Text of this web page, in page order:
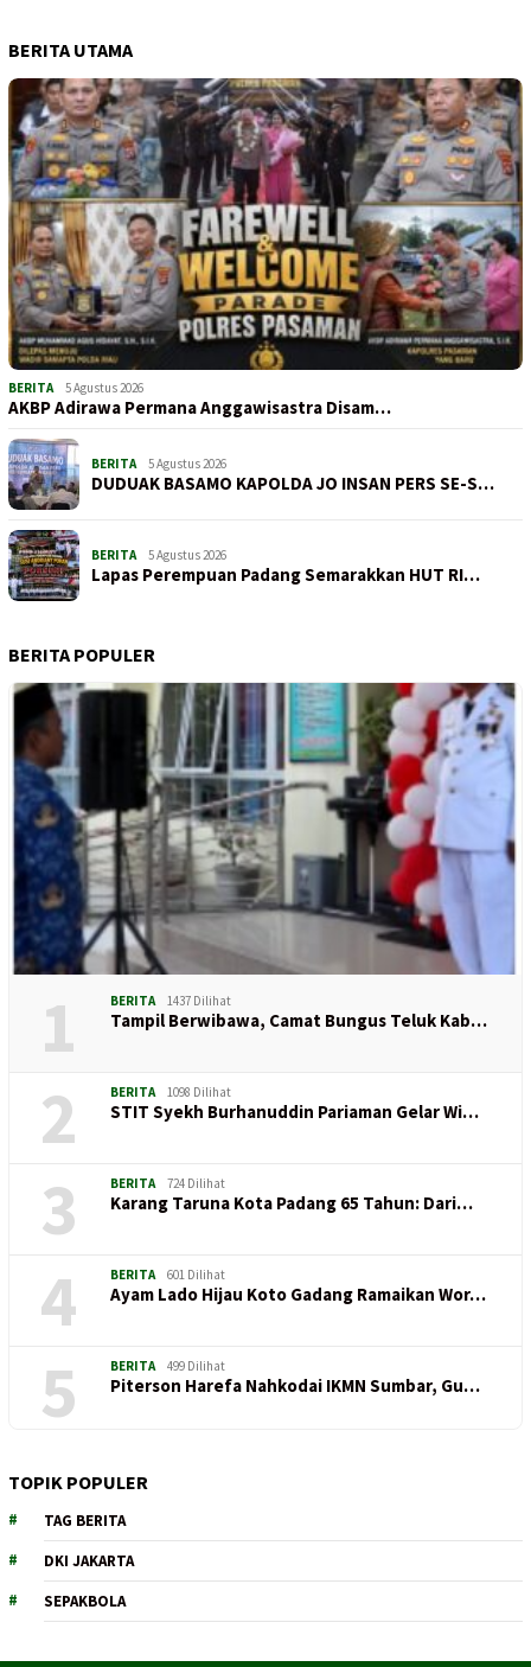
BERITA UTAMA
BERITA 5 Agustus 2026
AKBP Adirawa Permana Anggawisastra Disam…
BERITA 5 Agustus 2026
DUDUAK BASAMO KAPOLDA JO INSAN PERS SE-S…
BERITA 5 Agustus 2026
Lapas Perempuan Padang Semarakkan HUT RI…
BERITA POPULER
1 BERITA 1437 Dilihat
Tampil Berwibawa, Camat Bungus Teluk Kab…
2 BERITA 1098 Dilihat
STIT Syekh Burhanuddin Pariaman Gelar Wi…
3 BERITA 724 Dilihat
Karang Taruna Kota Padang 65 Tahun: Dari…
4 BERITA 601 Dilihat
Ayam Lado Hijau Koto Gadang Ramaikan Wor…
5 BERITA 499 Dilihat
Piterson Harefa Nahkodai IKMN Sumbar, Gu…
TOPIK POPULER
TAG BERITA
DKI JAKARTA
SEPAKBOLA